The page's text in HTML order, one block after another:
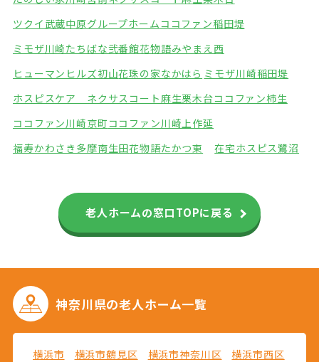
ツクイ武蔵中原グループホームココファン稲田堤
ミモザ川崎たちばな弐番館花物語みやまえ西
ヒューマンヒルズ初山花珠の家なかはら ミモザ川崎稲田堤
ホスピスケア ネクサスコート麻生栗木台ココファン柿生
ココファン川崎京町ココファン川崎上作延
福寿かわさき多摩南生田花物語たかつ東 在宅ホスピス鷺沼
老人ホームの窓口TOPに戻る
神奈川県の老人ホーム一覧
横浜市 横浜市鶴見区 横浜市神奈川区
横浜市西区